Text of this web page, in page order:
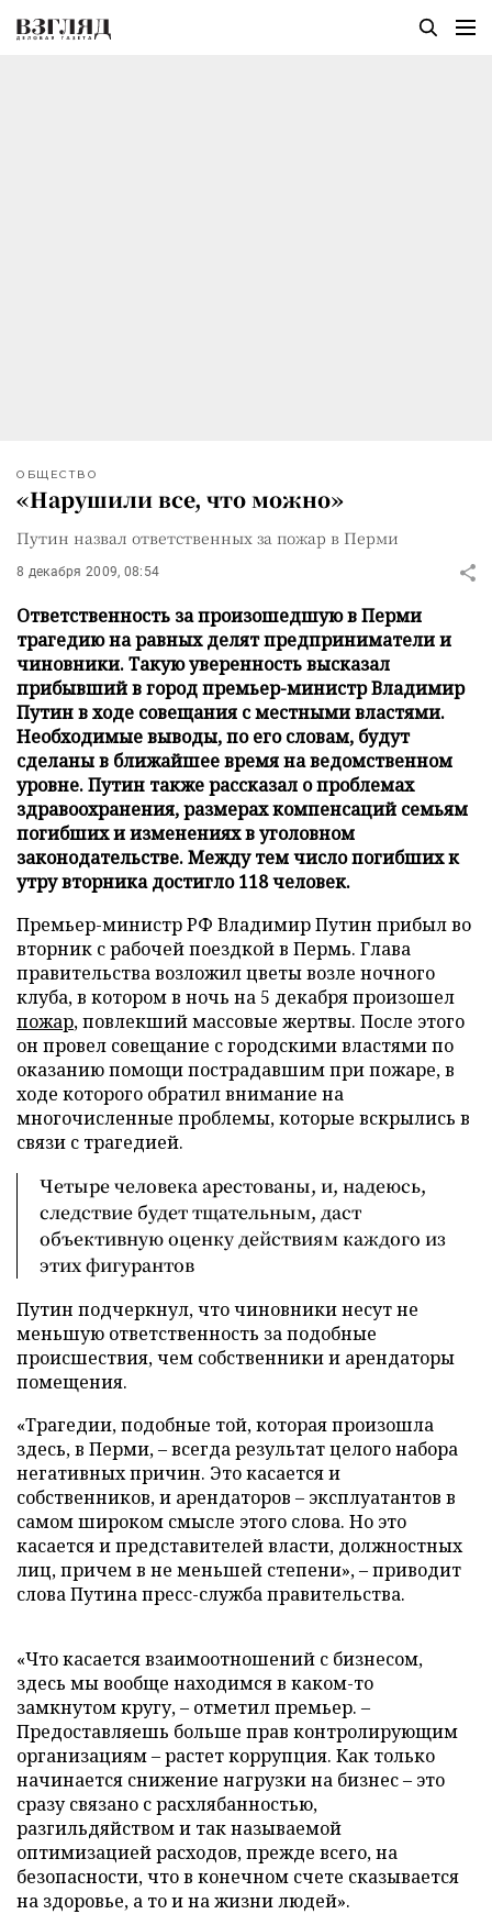
ОБЩЕСТВО
«Нарушили все, что можно»
Путин назвал ответственных за пожар в Перми
8 декабря 2009, 08:54
Ответственность за произошедшую в Перми
трагедию на равных делят предприниматели и
чиновники. Такую уверенность высказал
прибывший в город премьер-министр Владимир
Путин в ходе совещания с местными властями.
Необходимые выводы, по его словам, будут
сделаны в ближайшее время на ведомственном
уровне. Путин также рассказал о проблемах
здравоохранения, размерах компенсаций семьям
погибших и изменениях в уголовном
законодательстве. Между тем число погибших к
утру вторника достигло 118 человек.
Премьер-министр РФ Владимир Путин прибыл во
вторник с рабочей поездкой в Пермь. Глава
правительства возложил цветы возле ночного
клуба, в котором в ночь на 5 декабря произошел
пожар, повлекший массовые жертвы. После этого
он провел совещание с городскими властями по
оказанию помощи пострадавшим при пожаре, в
ходе которого обратил внимание на
многочисленные проблемы, которые вскрылись в
связи с трагедией.
Четыре человека арестованы, и, надеюсь,
следствие будет тщательным, даст
объективную оценку действиям каждого из
этих фигурантов
Путин подчеркнул, что чиновники несут не
меньшую ответственность за подобные
происшествия, чем собственники и арендаторы
помещения.
«Трагедии, подобные той, которая произошла
здесь, в Перми, – всегда результат целого набора
негативных причин. Это касается и
собственников, и арендаторов – эксплуатантов в
самом широком смысле этого слова. Но это
касается и представителей власти, должностных
лиц, причем в не меньшей степени», – приводит
слова Путина пресс-служба правительства.
«Что касается взаимоотношений с бизнесом,
здесь мы вообще находимся в каком-то
замкнутом кругу, – отметил премьер. –
Предоставляешь больше прав контролирующим
организациям – растет коррупция. Как только
начинается снижение нагрузки на бизнес – это
сразу связано с расхлябанностью,
разгильдяйством и так называемой
оптимизацией расходов, прежде всего, на
безопасности, что в конечном счете сказывается
на здоровье, а то и на жизни людей».